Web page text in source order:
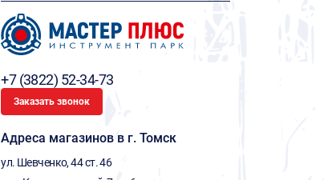
+7 (3822) 52-34-73
Заказать звонок
Адреса магазинов в г. Томск
ул. Шевченко, 44 ст. 46